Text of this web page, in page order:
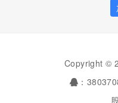
Copyright ©
：